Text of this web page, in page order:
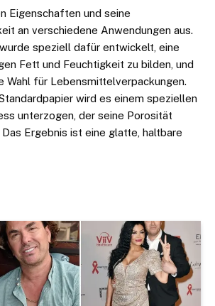
Eigenschaften und seine
an verschiedene Anwendungen aus.
speziell dafür entwickelt, eine
Fett und Feuchtigkeit zu bilden, und
Wahl für Lebensmittelverpackungen.
wird es einem speziellen
unterzogen, der seine Porosität
Ergebnis ist eine glatte, haltbare